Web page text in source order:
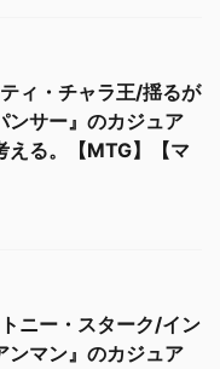
ィ・チャラ王/揺るが
ンサー』のカジュア
える。【MTG】【マ
ニー・スターク/イン
ンマン』のカジュア